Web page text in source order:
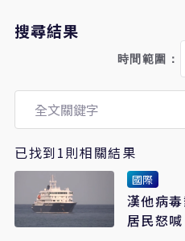
搜尋結果
時間範圍：
已找到1則相關結果
國際
漢他病
居民怒